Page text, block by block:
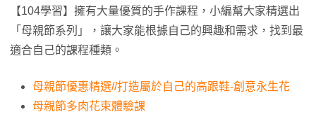
【104學習】擁有大量優質的手作課程，小編幫大家精選出
「母親節系列」，讓大家能根據自己的興趣和需求，找到最
適合自己的課程種類。
母親節優惠精選//打造屬於自己的高跟鞋-創意永生花
母親節多肉花束體驗課